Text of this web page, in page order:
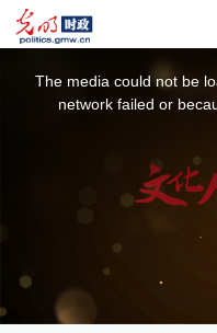
The media could not be
network failed or